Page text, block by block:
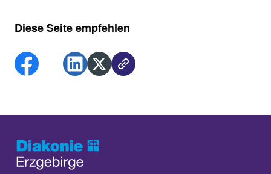
Diese Seite empfehlen